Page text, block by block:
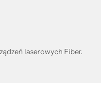
laserowych Fiber.